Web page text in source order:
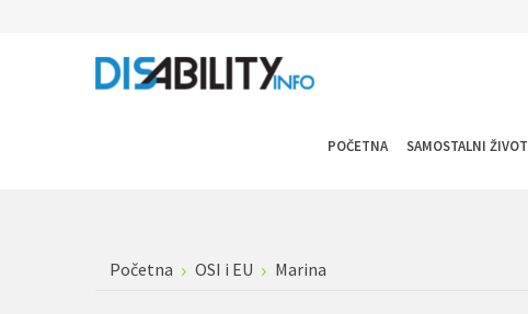
POČETNA SAMOSTALNI ŽIVOT
Početna OSI i EU Marina